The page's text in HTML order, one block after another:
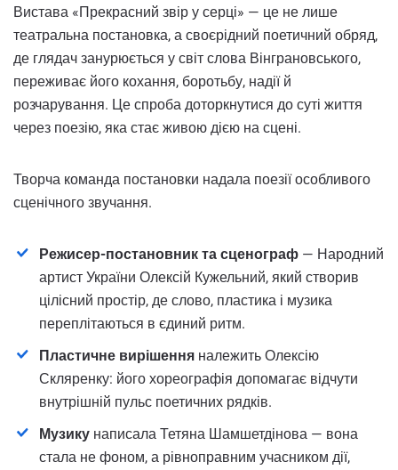
Вистава «Прекрасний звір у серці» — це не лише
театральна постановка, а своєрідний поетичний обряд,
де глядач занурюється у світ слова Вінграновського,
переживає його кохання, боротьбу, надії й
розчарування. Це спроба доторкнутися до суті життя
через поезію, яка стає живою дією на сцені.
Творча команда постановки надала поезії особливого
сценічного звучання.
Режисер-постановник та сценограф — Народний
артист України Олексій Кужельний, який створив
цілісний простір, де слово, пластика і музика
переплітаються в єдиний ритм.
Пластичне вирішення належить Олексію
Скляренку: його хореографія допомагає відчути
внутрішній пульс поетичних рядків.
Музику написала Тетяна Шамшетдінова — вона
стала не фоном, а рівноправним учасником дії,